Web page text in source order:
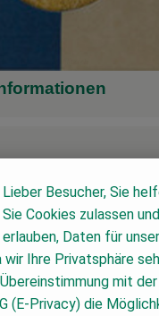
Info
Lieber Besucher, Sie
Sie Cookies zulassen
erlauben, Daten für
wir Ihre Privatsphäre
mit
(E-Privacy) die